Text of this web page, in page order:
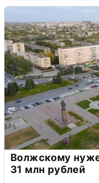
Волжскому
31 млн рублей